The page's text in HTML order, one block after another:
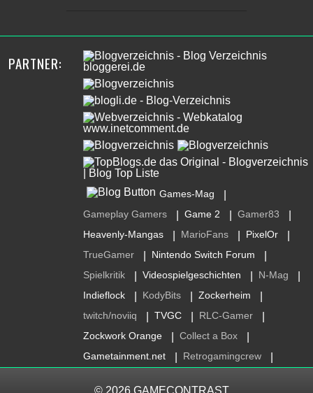
PARTNER:
Games-Mag
Gameplay Gamers Game 2 Gamer83
Heavenly-Mangas MarioFans PixelOr
TrueGamer Nintendo Switch Forum
Spielkritik Videospielgeschichten N-Mag
Indieflock KodyBits Zockerheim
twitch/noviiq TVGC RLC-Gamer
Zockwork Orange Collect a Box
Gametainment.net Retrogamingcrew
© 2026 GAMECONTRAST